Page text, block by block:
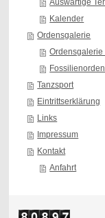
Kalender
Ordensgalerie
Ordensgalerie
Tanzsport
Eintrittserklärung
Links
Impressum
Kontakt
Anfahrt